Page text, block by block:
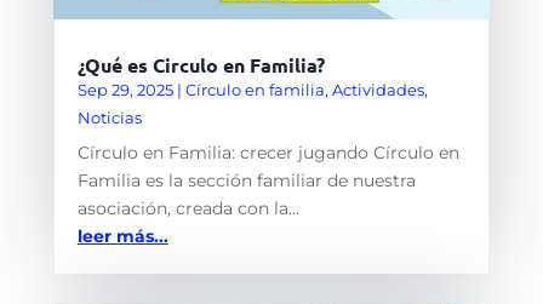
¿Qué es Circulo en Familia?
Sep 29, 2025| Círculo en familia, Actividades,
Noticias
Círculo en Familia: crecer jugando Círculo en
Familia es la sección familiar de nuestra
asociación, creada con la...
leer más...